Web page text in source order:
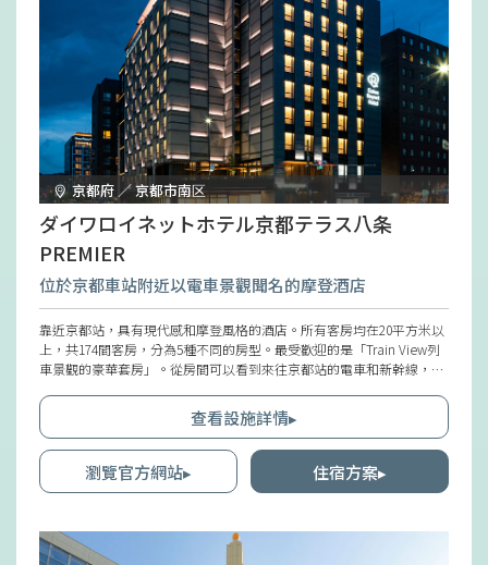
京都府 ／ 京都市南区
ダイワロイネットホテル京都テラス八条
PREMIER
位於京都車站附近以電車景觀聞名的摩登酒店
靠近京都站，具有現代感和摩登風格的酒店。所有客房均在20平方米以
上，共174間客房，分為5種不同的房型。最受歡迎的是「Train View列
車景觀的豪華套房」。從房間可以看到來往京都站的電車和新幹線，對
納最多4人（如有小學生以下孩童共眠最多可容納8人）。2024年12月
後，會員制度將有所調整，應用程式將更方便地供會員使用。
查看設施詳情▸
瀏覽官方網站▸ 住宿方案▸